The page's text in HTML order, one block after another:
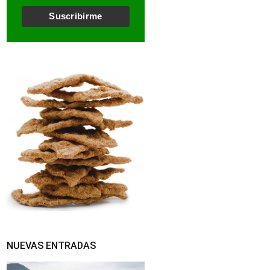
Suscribirme
NUEVAS ENTRADAS